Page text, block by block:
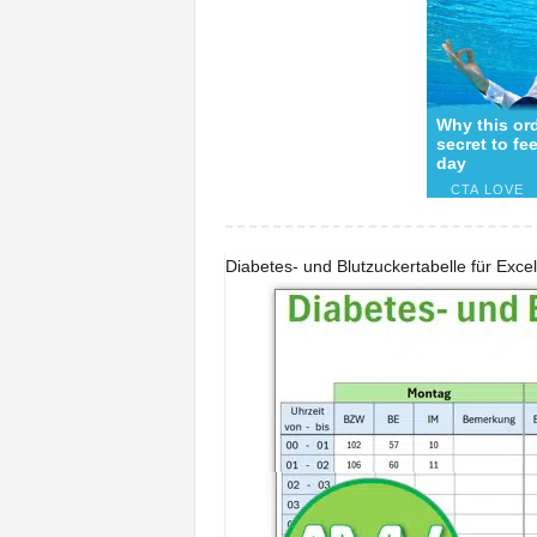
Diabetes- und Blutzuckertabelle für Excel